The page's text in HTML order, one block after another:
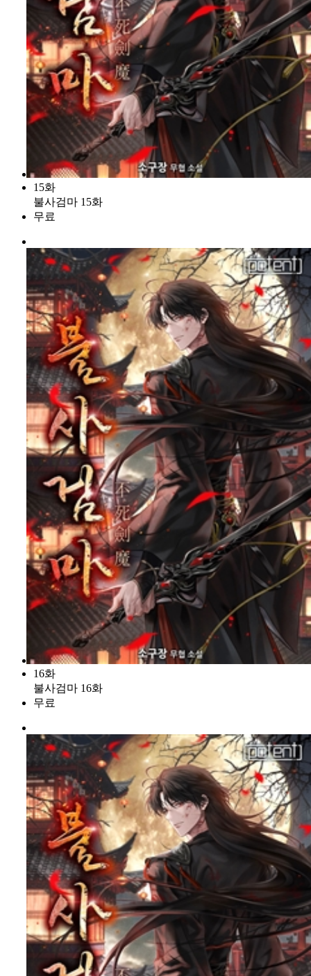
15화
불사검마 15화
무료
16화
불사검마 16화
무료